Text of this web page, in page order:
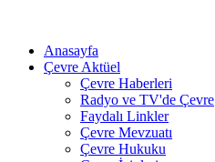
Anasayfa
Çevre Aktüel
Çevre Haberleri
Radyo ve TV'de Çevre
Faydalı Linkler
Çevre Mevzuatı
Çevre Hukuku